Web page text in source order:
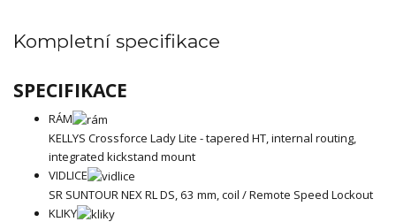
Kompletní specifikace
SPECIFIKACE
RÁM
KELLYS Crossforce Lady Lite - tapered HT, internal routing,
integrated kickstand mount
VIDLICE
SR SUNTOUR NEX RL DS, 63 mm, coil / Remote Speed Lockout
KLIKY